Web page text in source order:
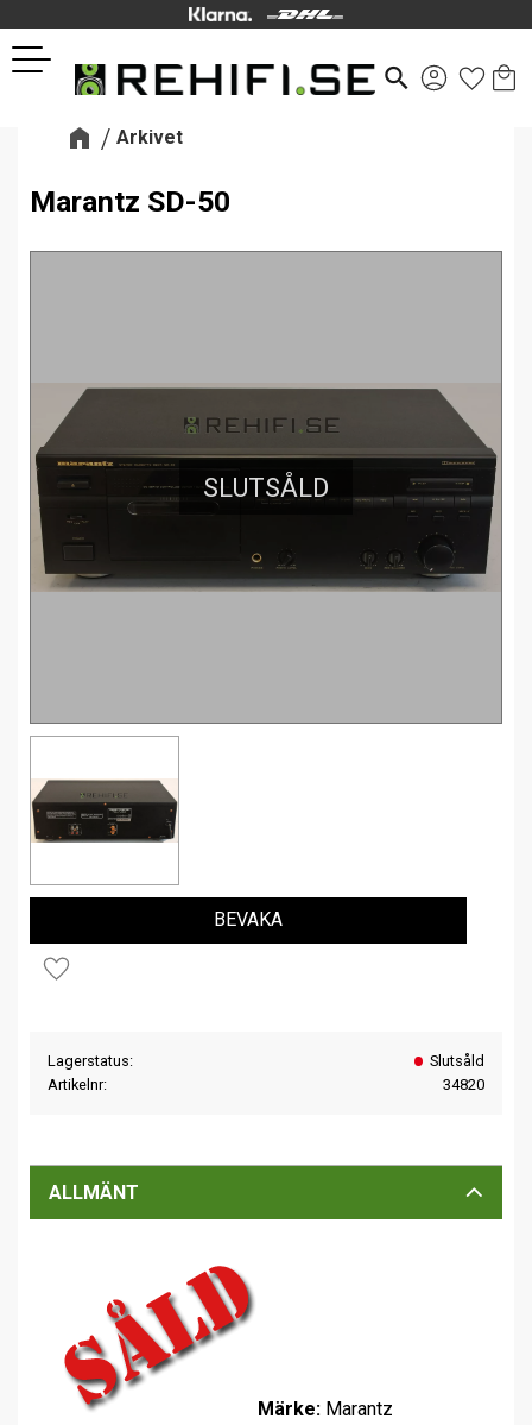
Meny
search
Arkivet
Marantz SD-50
SLUTSÅLD
Lägg till i favoriter
BEVAKA
Lagerstatus
Slutsåld
Artikelnr
34820
ALLMÄNT
Märke: Marantz